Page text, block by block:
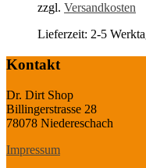
zzgl. Versandkosten
Lieferzeit: 2-5
Kontakt
Dr. Dirt Shop
Billingerstrasse 28
78078 Niedereschach
Impressum